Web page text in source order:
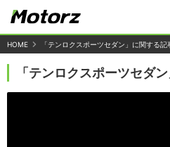
HOME 「テンロクスポーツセダン」に関する記
「テンロクスポーツセダ